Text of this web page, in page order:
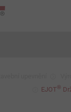
EJOT®